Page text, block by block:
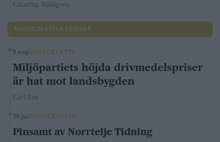
Catarina Wahlgren
KONSERVATIVA LEDARE
8 aug KONSERVATIV
Miljöpartiets höjda drivmedelspriser
är hat mot landsbygden
Carl Eos
29 jul KONSERVATIV
Pinsamt av Norrtelje Tidning